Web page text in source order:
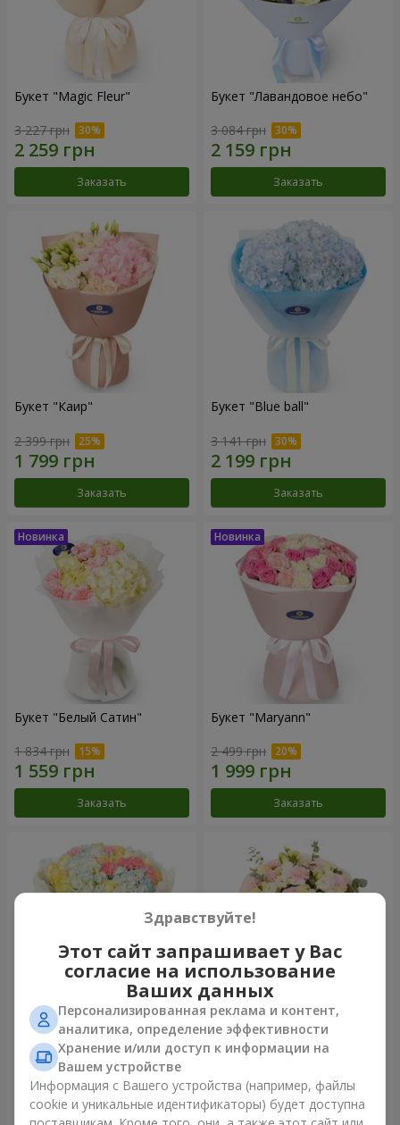
Букет "Magic Fleur"
3 227 грн
Заказать
Букет "Лавандовое небо"
3 084 грн
Заказать
Букет "Каир"
2 399 грн
Заказать
Букет "Blue ball"
3 141 грн
Заказать
Букет "Белый Сатин"
1 834 грн
Заказать
Букет "Maryann"
2 499 грн
Заказать
Букет "Небесная лазурь"
5 075 грн
Заказать
Букет "Secret"
Заказать
Здравствуйте!
Этот сайт запрашивает у Вас
согласие на использование
Ваших данных
Персонализированная реклама и контент,
аналитика, определение эффективности
Хранение и/или доступ к информации на
Вашем устройстве
Информация с Вашего устройства (например, файлы
cookie и уникальные идентификаторы) будет доступна